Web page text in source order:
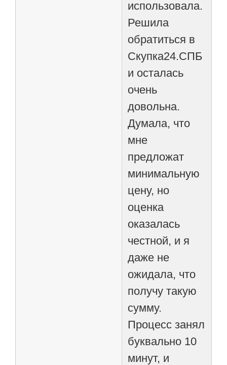
использовала.
Решила
обратиться в
Скупка24.СПБ
и осталась
очень
довольна.
Думала, что
мне
предложат
минимальную
цену, но
оценка
оказалась
честной, и я
даже не
ожидала, что
получу такую
сумму.
Процесс занял
буквально 10
минут, и